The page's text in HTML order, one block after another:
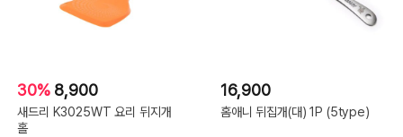
30% 8,900
새드리 K3025WT 요리 뒤지개
홀
16,900
홈애니 뒤집개(대) 1P (5type)